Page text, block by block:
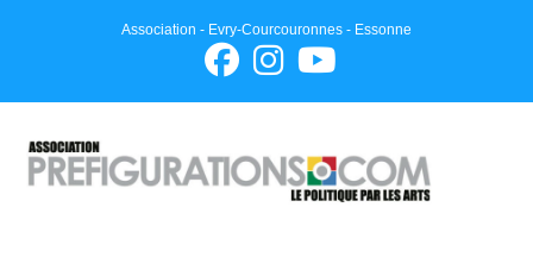
Association - Evry-Courcouronnes - Essonne